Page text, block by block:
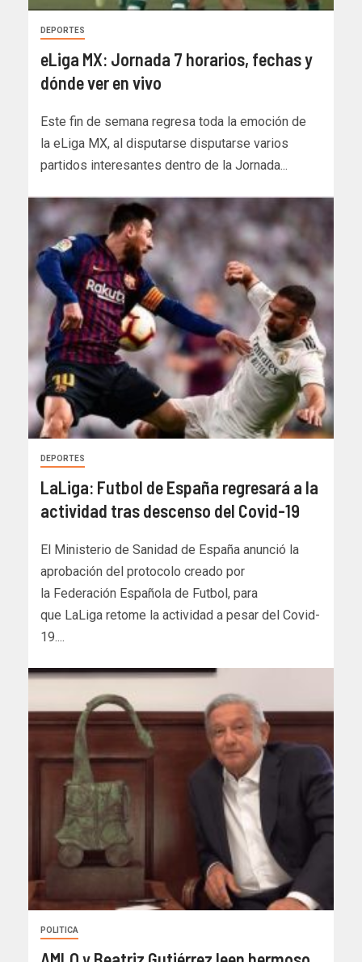
DEPORTES
eLiga MX: Jornada 7 horarios, fechas y
dónde ver en vivo
Este fin de semana regresa toda la emoción de
la eLiga MX, al disputarse disputarse varios
partidos interesantes dentro de la Jornada...
DEPORTES
LaLiga: Futbol de España regresará a la
actividad tras descenso del Covid-19
El Ministerio de Sanidad de España anunció la
aprobación del protocolo creado por
la Federación Española de Futbol, para
que LaLiga retome la actividad a pesar del Covid-
19....
POLITICA